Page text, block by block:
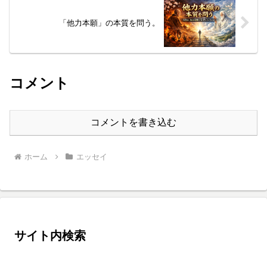
「他力本願」の本質を問う。
コメント
コメントを書き込む
ホーム エッセイ
サイト内検索